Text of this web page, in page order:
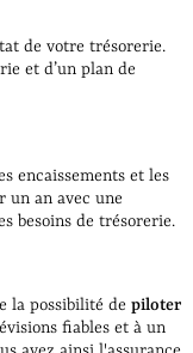
de votre trésorerie.
et d’un plan de
encaissements et les
un an avec une
besoins de trésorerie.
la possibilité de piloter
fiables et à un